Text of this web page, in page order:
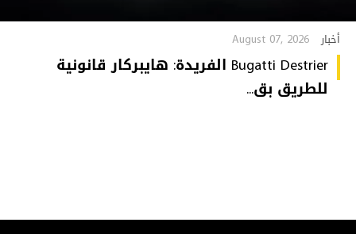
أخبار August 07, 2026
Bugatti Destrier الفريدة: هايبركار قانونية
للطريق بق...